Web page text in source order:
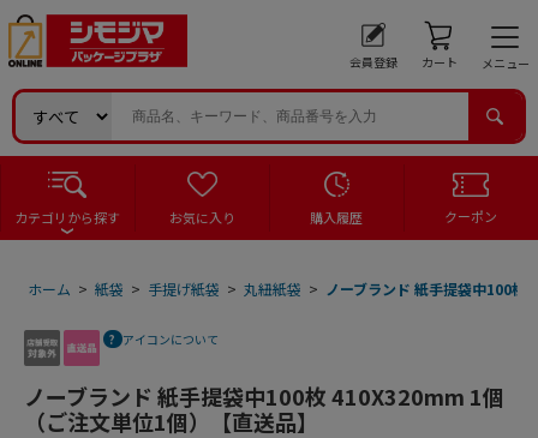
会員登録 カート メニュー
カテゴリから探す お気に入り 購入履歴 クーポン
ホーム > 紙袋 > 手提げ紙袋 > 丸紐紙袋 > ノーブランド 紙手提袋中100
アイコンについて
ノーブランド 紙手提袋中100枚 410X320mm 1個
（ご注文単位1個）【直送品】